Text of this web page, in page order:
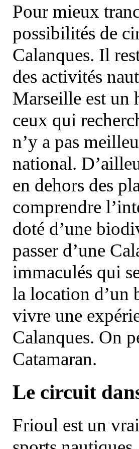
Pour mieux
possibilités de
Calanques. Il
des activités
Marseille est un
ceux qui
n’y a pas
national.
en dehors des
comprendre
doté d’une
passer d’une
immaculés qui
la location d’un
vivre une
Calanques. On
Catamaran.
Le circuit
Frioul est un